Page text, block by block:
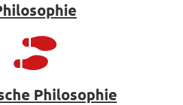
Philosophie